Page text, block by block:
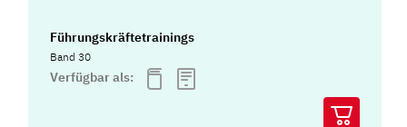
Führungskräftetrainings
Band 30
Verfügbar als: